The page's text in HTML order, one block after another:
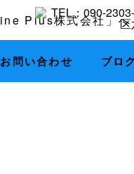
お問い合わせ ブロ